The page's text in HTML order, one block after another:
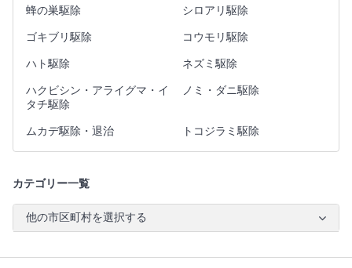
蜂の巣駆除 シロアリ駆除
ゴキブリ駆除 コウモリ駆除
ハト駆除 ネズミ駆除
ハクビシン・アライグマ・イ
タチ駆除
ノミ・ダニ駆除
ムカデ駆除・退治 トコジラミ駆除
カテゴリー一覧
他の市区町村を選択する